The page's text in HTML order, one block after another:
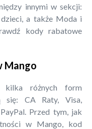
innymi w sekcji:
a także Moda i
kody rabatowe
Mango
kilka różnych form
się: CA Raty, Visa,
Przed tym, jak
w Mango, kod